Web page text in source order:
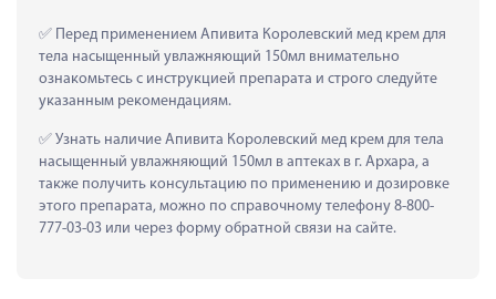
Перед применением Апивита Королевский мед крем для
тела насыщенный увлажняющий 150мл внимательно
ознакомьтесь с инструкцией препарата и строго следуйте
указанным рекомендациям.
Узнать наличие Апивита Королевский мед крем для тела
насыщенный увлажняющий 150мл в аптеках в г. Архара, а
также получить консультацию по применению и дозировке
этого препарата, можно по справочному телефону 8-800-
777-03-03 или через форму обратной связи на сайте.